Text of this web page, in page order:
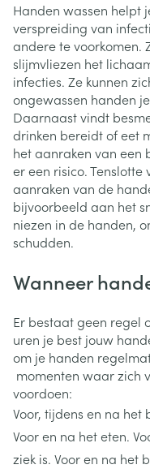
Handen wassen helpt
verspreiding van
andere te voorkomen.
slijmvliezen het
infecties. Ze kunnen
ongewassen handen
Daarnaast vindt
drinken bereidt of eet
het aanraken van een
er een risico.
aanraken van de
bijvoorbeeld aan het
niezen in de handen,
schudden.
Wanneer
Er bestaat geen regel
uren je best jouw
om je handen
momenten waar zich
voordoen:
Voor, tijdens en na het
Voor en na het eten.
ziek is. Voor en na het